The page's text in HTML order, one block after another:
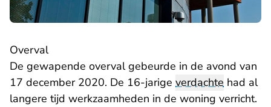
Overval
De gewapende overval gebeurde in de avond van
17 december 2020. De 16-jarige verdachte had al
langere tijd werkzaamheden in de woning verricht.